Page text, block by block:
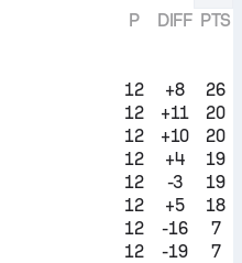
P
DIFF PTS
12 +8
26
12 +11
20
12 +10
20
12 +4
19
12 -3
19
12 +5
18
12 -16
7
12 -19 7